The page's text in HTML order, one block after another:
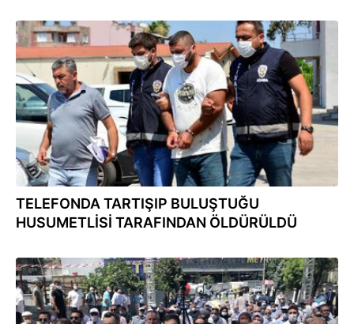
26.07.2021
TELEFONDA TARTIŞIP BULUŞTUĞU
HUSUMETLİSİ TARAFINDAN ÖLDÜRÜLDÜ
16.07.2021